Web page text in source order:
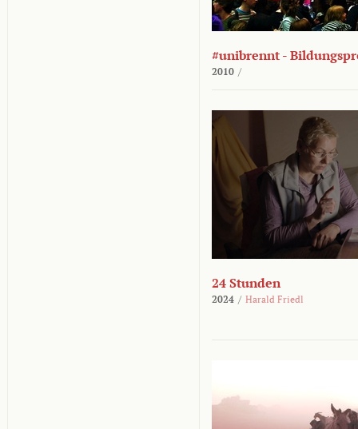
#unibrennt -
2010 /
24 Stunden
2024 / Harald Friedl